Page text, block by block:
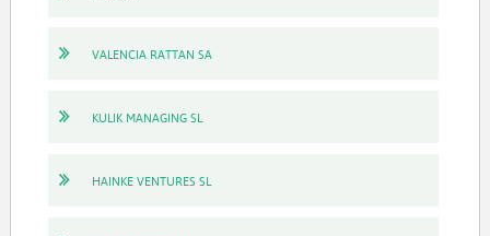
VALENCIA RATTAN SA
KULIK MANAGING SL
HAINKE VENTURES SL